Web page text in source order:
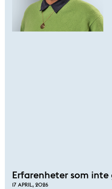
Erfarenheter som
17 APRIL, 2026